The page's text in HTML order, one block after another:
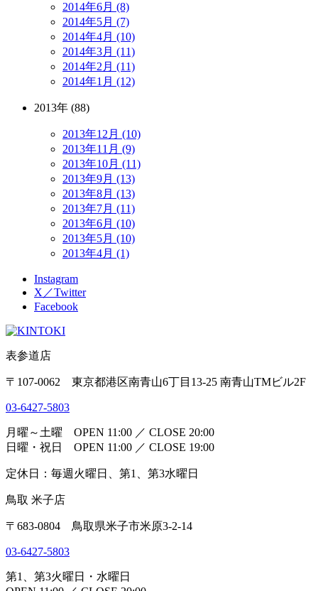
2014年6月 (8)
2014年5月 (7)
2014年4月 (10)
2014年3月 (11)
2014年2月 (11)
2014年1月 (12)
2013年 (88)
2013年12月 (10)
2013年11月 (9)
2013年10月 (11)
2013年9月 (13)
2013年8月 (13)
2013年7月 (11)
2013年6月 (10)
2013年5月 (10)
2013年4月 (1)
Instagram
X／Twitter
Facebook
表参道店
〒107-0062 東京都港区南青山6丁目13-25 南青山TMビル2F
03-6427-5803
月曜～土曜 OPEN 11:00 ／ CLOSE 20:00
日曜・祝日 OPEN 11:00 ／ CLOSE 19:00
定休日：毎週火曜日、第1、第3水曜日
鳥取 米子店
〒683-0804 鳥取県米子市米原3-2-14
03-6427-5803
第1、第3火曜日・水曜日